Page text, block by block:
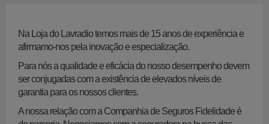
​Na Loja do Lavradio temos mais de 15 anos de experiência e
afirmamo-nos pela inovação e especialização.
Para nós a qualidade e eficácia do nosso desempenho devem
ser conjugadas com a existência de elevados níveis de
garantia para os nossos clientes.
A nossa relação com a Companhia de Seguros Fidelidade é